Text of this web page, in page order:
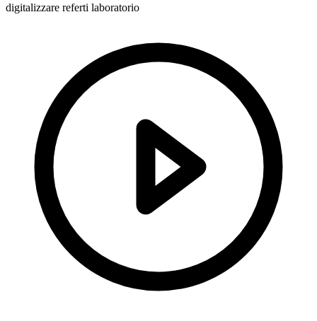
digitalizzare referti laboratorio